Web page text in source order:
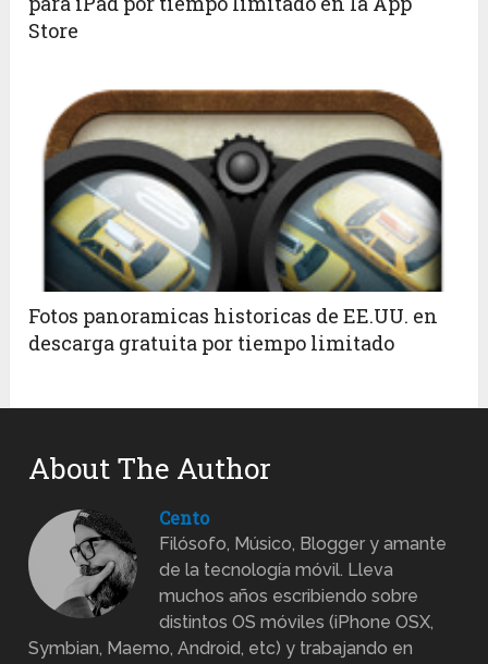
Store
Fotos panoramicas historicas de EE.UU. en
descarga gratuita por tiempo limitado
About The Author
Cento
Filósofo, Músico, Blogger y amante
de la tecnología móvil. Lleva
muchos años escribiendo sobre
distintos OS móviles (iPhone OSX,
Symbian, Maemo, Android, etc) y trabajando en